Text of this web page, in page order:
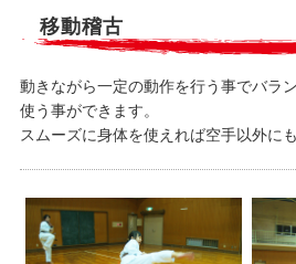
移動稽古
動きながら一定の動作を行う事でバラ
使う事ができます。
スムーズに身体を使えれば空手以外にも